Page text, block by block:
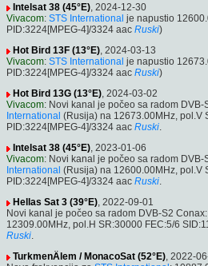
Intelsat 38 (45°E), 2024-12-30
Vivacom: STS International je napustio
PID:3224[MPEG-4]/3324 aac Ruski)
Hot Bird 13F (13°E), 2024-03-13
Vivacom: STS International je napustio
PID:3224[MPEG-4]/3324 aac Ruski)
Hot Bird 13G (13°E), 2024-03-02
Vivacom: Novi kanal je počeo sa radom
International (Rusija) na 12673.00MHz, pol.V
PID:3224[MPEG-4]/3324 aac Ruski.
Intelsat 38 (45°E), 2023-01-06
Vivacom: Novi kanal je počeo sa radom
International (Rusija) na 12600.00MHz, pol.V
PID:3224[MPEG-4]/3324 aac Ruski.
Hellas Sat 3 (39°E), 2022-09-01
Novi kanal je počeo sa radom DVB-S2 Conax:
12309.00MHz, pol.H SR:30000 FEC:5/6
Ruski.
TurkmenÄlem / MonacoSat (52°E), 2022-